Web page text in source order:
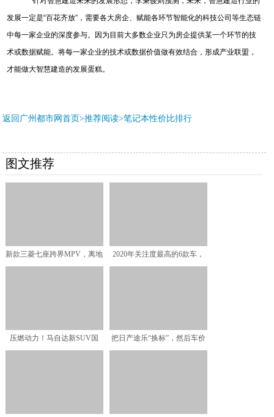
发展一定是“百花齐放”，需要各大房企、赋能各环节智能化的科技公司等生态链
中每一家企业的深度参与。因为目前大多数企业只为房企提供某一个环节的技
术或数据赋能。将每一家企业的技术或数据价值做有效结合，形成产业联盟，
才能做大智慧建造的发展蛋糕。
返回广州都市网首页>推荐阅读>笔记本性价比排行
图文推荐
新款三菱七座跨界MPV，离地
2020年关注度最高的6款车，
压燃动力！马自达新SUV国
把日产途乐“换标”，然后车价